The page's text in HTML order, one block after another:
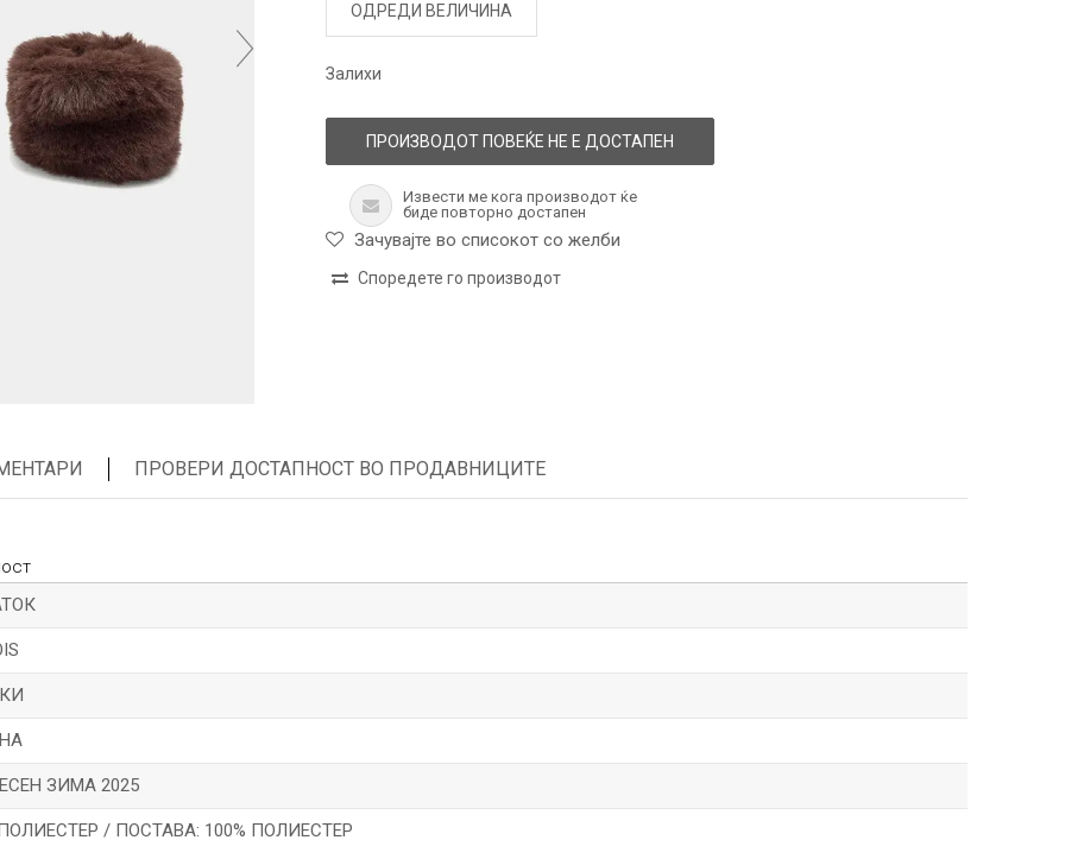
ОДРЕДИ ВЕЛИЧИНА
Залихи
ПРОИЗВОДОТ ПОВЕЌЕ НЕ Е ДОСТАПЕН
Извести ме кога производот ќе
биде повторно достапен
Зачувајте во списокот со желби
Споредете го производот
ПРОВЕРИ ДОСТАПНОСТ ВО ПРОДАВНИЦИТЕ
ЕСЕН ЗИМА 2025
ПОЛИЕСТЕР / ПОСТАВА: 100% ПОЛИЕСТЕР